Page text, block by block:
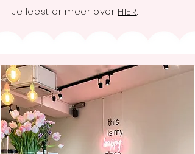
Je leest er meer over HIER.